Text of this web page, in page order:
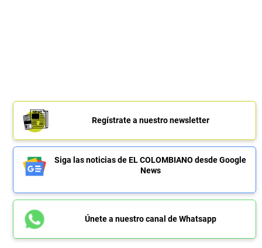
Regístrate a nuestro newsletter
Siga las noticias de EL COLOMBIANO desde Google
News
Únete a nuestro canal de Whatsapp